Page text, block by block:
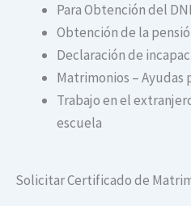
Para Obtención del
Obtención de la
Declaración de
Matrimonios – Ayudas
Trabajo en el
escuela
Solicitar Certificado de